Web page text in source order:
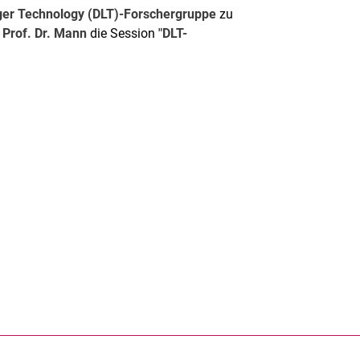
Technology (DLT)-Forschergruppe zu
Prof. Dr. Mann die Session"DLT-
Link, öffnet neues Fenster)
(externer Link, öffnet neues Fenster)